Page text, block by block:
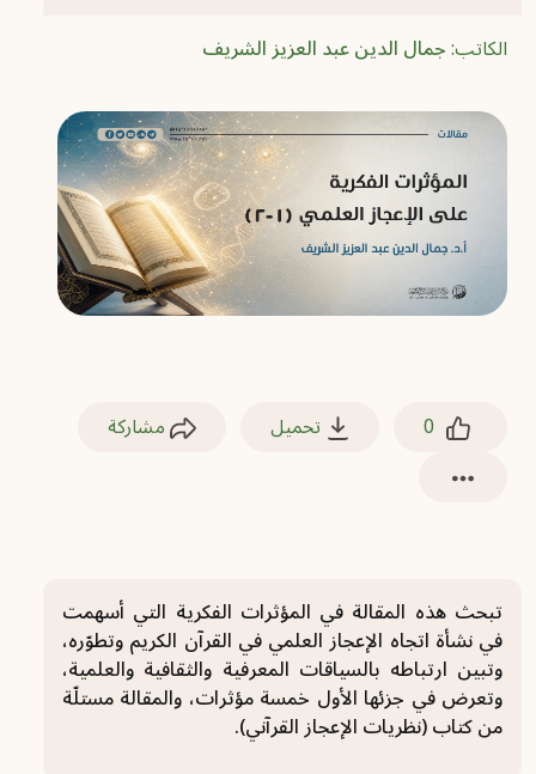
الكاتب:جمال الدين عبد العزيز الشريف
0 تحميل مشاركة
تبحث هذه المقالة في المؤثرات الفكرية التي أسهمت
في نشأة اتجاه الإعجاز العلمي في القرآن الكريم وتطوّره،
وتبين ارتباطه بالسياقات المعرفية والثقافية والعلمية،
وتعرض في جزئها الأول خمسة مؤثرات، والمقالة مستلّة
من كتاب (نظريات الإعجاز القرآني).